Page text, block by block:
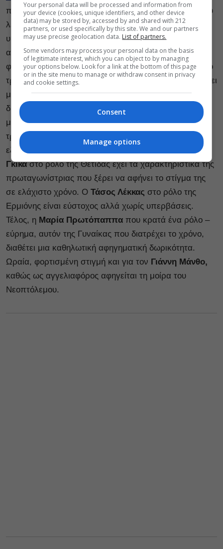
πέτρα. Μια στιβαρή και σε σημεία βαθιά ερμηνεία που
λεπτό δεν ολισθαίνει στην υπερβολή, παρότι
υπερασπίζεται ένα γυναικείο σώμα και τα ψυχικά
αιτήματα του. ΟΔημήτρης Πιατάς, για μια ακόμα
φορά, διαψεύδει την κωμική του φύση με τον καλύτερο
τρόπο: εκπληκτικός στην προσέγγιση του Πηλέα στήνει
μια ερμηνεία που προκαλεί ταραχή ως φωνή του
δικαίου. Δίπλα του και στους αγώνες λόγου που
μοιράζονται, οΓιάννης Νταλιάνηςυπογραμμίζει την
τραγική γελοιότητα του Μενέλαου και κάθε αλαζονικής
εξουσίας στο πρόσωπο του. Η εμφάνιση της
Στέλλας
Γκίκαστο ρόλο της Θέτιδας έχει τα χαρακτηριστικά της
πρωταγωνίστριας που ξέρει να αφήνει το στίγμα της
σε ελάχιστο χρόνο. Ο Τάσος Λέκκας στο ρόλο της
Ερμιόνης είναι εύστοχος αλλά χωρίς υπερβάσεις.
Τέλος, η Μαρία Πρωτόπαππα που κρατά ένα ρόλο –
εύρημα, αυτόν της Γυναίκας που διατρέχει το χρόνο,
διαθέτει μια καθηλωτική αφηγηματική δωρικότητα.
Ωραία, φορτισμένη στιγμή και για τον Γιάννη Μάνθο,
καθώς ως αγγελιαφόρος αφηγείται τη μοίρα του
Νεοπτόλεμου.
Your personal data will be processed and information from
your device (cookies, unique identifiers, and other device
data) may be stored by, accessed by and shared with 212
partners, or used specifically by this site. We and our partners
may use precise geolocation data. List of partners.
Some vendors may process your personal data on the basis
of legitimate interest, which you can object to by managing
your options below. Look for a link at the bottom of this page
or in the site menu to manage or withdraw consent in privacy
and cookie settings.
Consent
Manage options